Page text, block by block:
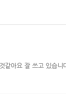
같아요 잘 쓰고 있습니